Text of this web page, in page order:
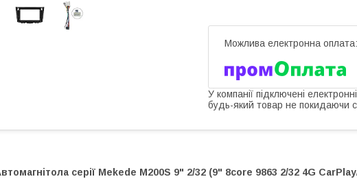
У компанії підключені
будь-який товар не покидаючи
серії Mekede M200S 9" 2/32 (9" 8core 9863 2/32 4G